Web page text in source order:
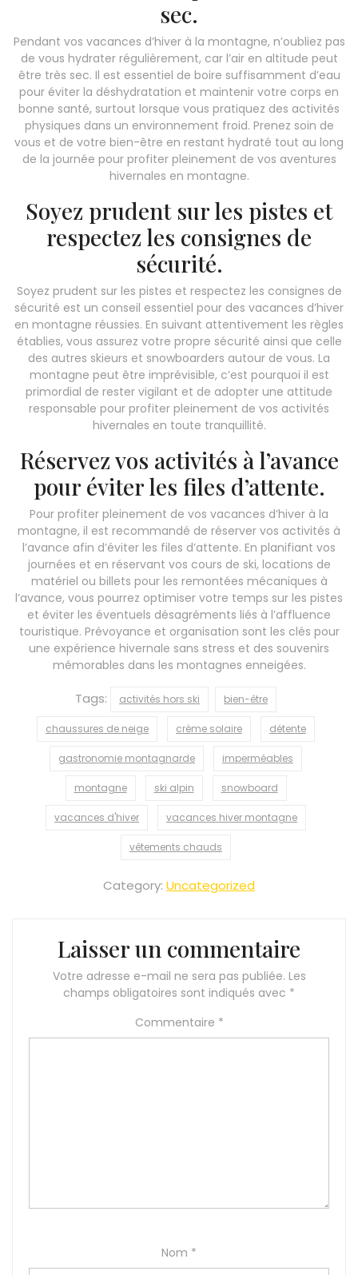
sec.
Pendant vos vacances d’hiver à la montagne, n’oubliez pas
de vous hydrater régulièrement, car l’air en altitude peut
être très sec. Il est essentiel de boire suffisamment d’eau
pour éviter la déshydratation et maintenir votre corps en
bonne santé, surtout lorsque vous pratiquez des activités
physiques dans un environnement froid. Prenez soin de
vous et de votre bien-être en restant hydraté tout au long
de la journée pour profiter pleinement de vos aventures
hivernales en montagne.
Soyez prudent sur les pistes et
respectez les consignes de
sécurité.
Soyez prudent sur les pistes et respectez les consignes de
sécurité est un conseil essentiel pour des vacances d’hiver
en montagne réussies. En suivant attentivement les règles
établies, vous assurez votre propre sécurité ainsi que celle
des autres skieurs et snowboarders autour de vous. La
montagne peut être imprévisible, c’est pourquoi il est
primordial de rester vigilant et de adopter une attitude
responsable pour profiter pleinement de vos activités
hivernales en toute tranquillité.
Réservez vos activités à l’avance
pour éviter les files d’attente.
Pour profiter pleinement de vos vacances d’hiver à la
montagne, il est recommandé de réserver vos activités à
l’avance afin d’éviter les files d’attente. En planifiant vos
journées et en réservant vos cours de ski, locations de
matériel ou billets pour les remontées mécaniques à
l’avance, vous pourrez optimiser votre temps sur les pistes
et éviter les éventuels désagréments liés à l’affluence
touristique. Prévoyance et organisation sont les clés pour
une expérience hivernale sans stress et des souvenirs
mémorables dans les montagnes enneigées.
Tags: activités hors ski bien-être
chaussures de neige crème solaire détente
gastronomie montagnarde imperméables
montagne ski alpin snowboard
vacances d'hiver vacances hiver montagne
vêtements chauds
Category: Uncategorized
Laisser un commentaire
Votre adresse e-mail ne sera pas publiée. Les
champs obligatoires sont indiqués avec *
Commentaire *
Nom *